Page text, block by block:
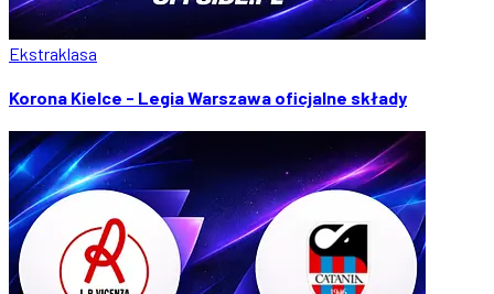
Ekstraklasa
Korona Kielce - Legia Warszawa oficjalne składy